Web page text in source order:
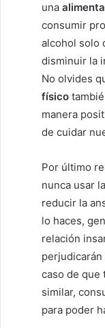
una
consumir
alcohol solo
disminuir la
No olvides
físico
manera
de cuidar
Por último
nunca usar
reducir la
lo haces,
relación
perjudicarán
caso de que
similar,
para poder